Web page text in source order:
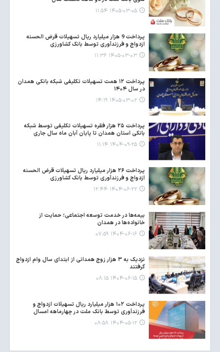
۱۴۰۵-۰۳-۰۵ ۱۱:۵۴
پرداخت 9 هزار میلیارد ریال تسهیلات قرض الحسنه
ازدواج و فرزندآوری توسط بانک کشاورزی
۱۴۰۵-۰۳-۰۳ ۱۱:۳۶
پرداخت ۱۲ همت تسهیلات تکلیفی شبکه بانکی همدان
در سال ۱۴۰۴
۱۴۰۵-۰۳-۰۲ ۱۴:۱۹
پرداخت ۲۵ هزار فقره تسهیلات تکلیفی توسط شبکه
بانکی استان همدان تا پایان آبان ماه سال جاری
۱۴۰۴-۰۹-۲۵ ۱۱:۱۴
پرداخت ۲۶ هزار میلیارد ریال تسهیلات قرض الحسنه
ازدواج و فرزندآوری توسط بانک کشاورزی
۱۴۰۴-۰۶-۲۲ ۱۲:۴۴
بیمه‌ها در خدمت توسعه اجتماعی؛ حمایت از
خانواده‌ها در همدان
۱۴۰۴-۰۶-۱۶ ۰۷:۵۹
نزدیک به ۳ هزار زوج همدانی از ابتدای سال وام ازدواج
گرفتند
۱۴۰۴-۰۶-۱۵ ۰۸:۱۵
پرداخت ۱۰۲ هزار میلیارد ریال تسهیلات ازدواج و
فرزندآوری توسط بانک ملت در چهارماهه امسال
۱۴۰۴-۰۵-۱۲ ۰۸:۵۸